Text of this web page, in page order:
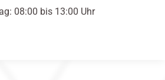
08:00 bis 13:00 Uhr